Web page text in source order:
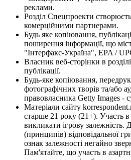
реклами.
Розділ Спецпроекти
комерційними партнерами.
Будь яке копіювання,
поширення інформації, що
"Інтерфакс-Україна", EPA /
Власник веб-сторінки в
публікації.
Будь-яке копіювання,
фотографічних творів та/або
правовласника Getty Images -
Матеріали сайту
старше 21 року (21+). Участь
викликати ігрову залежність.
(принципів) відповідальної
ознак залежності негайно
Пам'ятайте, що участь в